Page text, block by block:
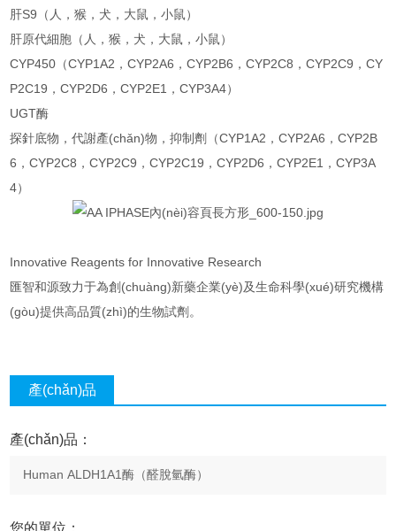
肝S9（人，猴，犬，大鼠，小鼠）
肝原代細胞（人，猴，犬，大鼠，小鼠）
CYP450（CYP1A2，CYP2A6，CYP2B6，CYP2C8，CYP2C9，CY
P2C19，CYP2D6，CYP2E1，CYP3A4）
UGT酶
探針底物，代謝產(chǎn)物，抑制劑（CYP1A2，CYP2A6，CYP2B
6，CYP2C8，CYP2C9，CYP2C19，CYP2D6，CYP2E1，CYP3A
4）
Innovative Reagents for Innovative Research
匯智和源致力于為創(chuàng)新藥企業(yè)及生命科學(xué)研究機構
(gòu)提供高品質(zhì)的生物試劑。
產(chǎn)品
產(chǎn)品：
您的單位：